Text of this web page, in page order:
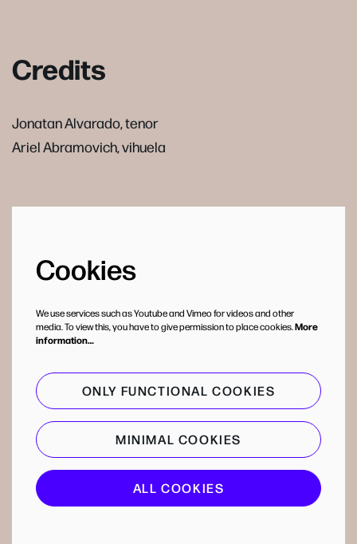
Credits
Jonatan Alvarado, tenor
Ariel Abramovich, vihuela
Cookies
We use services such as Youtube and Vimeo for videos and other
media. To view this, you have to give permission to place cookies.More
information…
ONLY FUNCTIONAL COOKIES
MINIMAL COOKIES
ALL COOKIES